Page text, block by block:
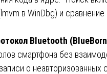
в WinDbg) и
Bluetooth
смартфона без
о